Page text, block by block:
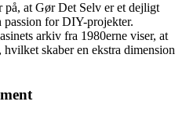
at Gør Det Selv er et dejligt
for DIY-projekter.
arkiv fra 1980erne viser, at
skaber en ekstra dimension